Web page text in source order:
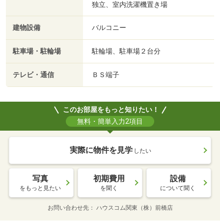
独立、室内洗濯機置き場
建物設備 バルコニー
駐車場・駐輪場 駐輪場、駐車場２台分
テレビ・通信 ＢＳ端子
このお部屋をもっと知りたい！
無料・簡単入力2項目
実際に物件を見学 したい
写真
をもっと見たい
初期費用
を聞く
設備
について聞く
お問い合わせ先 ハウスコム関東（株）前橋店